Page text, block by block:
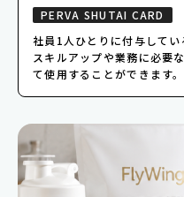
じゃあ最後に、フ
った話も聞かせて
妻と2人で高級フ
行きました。こ
にできるのも
す。
PERVA SHUTAI CARD
社員1人ひとりに付与してい
スキルアップや業務に必要
て使用することができます。